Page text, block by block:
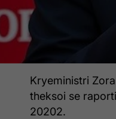
Kryeministri
theksoi se
20202.